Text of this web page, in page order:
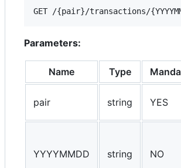
GET /{pair}/transactions/
Parameters:
Name Type
pair string YES
YYYYMMDD string NO